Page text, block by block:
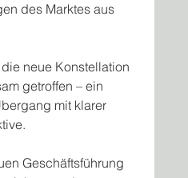
des Marktes aus
neue Konstellation
getroffen – ein
mit klarer
Geschäftsführung